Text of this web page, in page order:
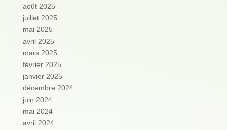
août 2025
juillet 2025
mai 2025
avril 2025
mars 2025
février 2025
janvier 2025
décembre 2024
juin 2024
mai 2024
avril 2024